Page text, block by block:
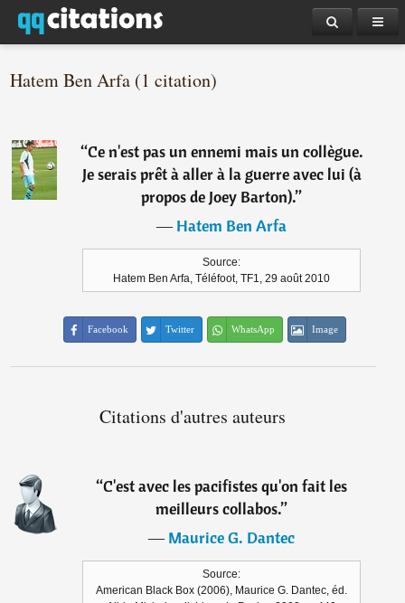
Hatem Ben Arfa (1 citation)
“Ce n'est pas un ennemi mais un collègue.
Je serais prêt à aller à la guerre avec lui (à
propos de Joey Barton).”
―Hatem Ben Arfa
Source:
Hatem Ben Arfa, Téléfoot, TF1, 29 août 2010
Facebook Twitter WhatsApp Image
Citations d'autres auteurs
“C'est avec les pacifistes qu'on fait les
meilleurs collabos.”
―Maurice G. Dantec
Source:
American Black Box (2006), Maurice G. Dantec, éd.